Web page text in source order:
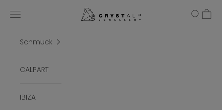
crystalpjewelry
Menü Suchen
Schmuck
CALPART
IBIZA